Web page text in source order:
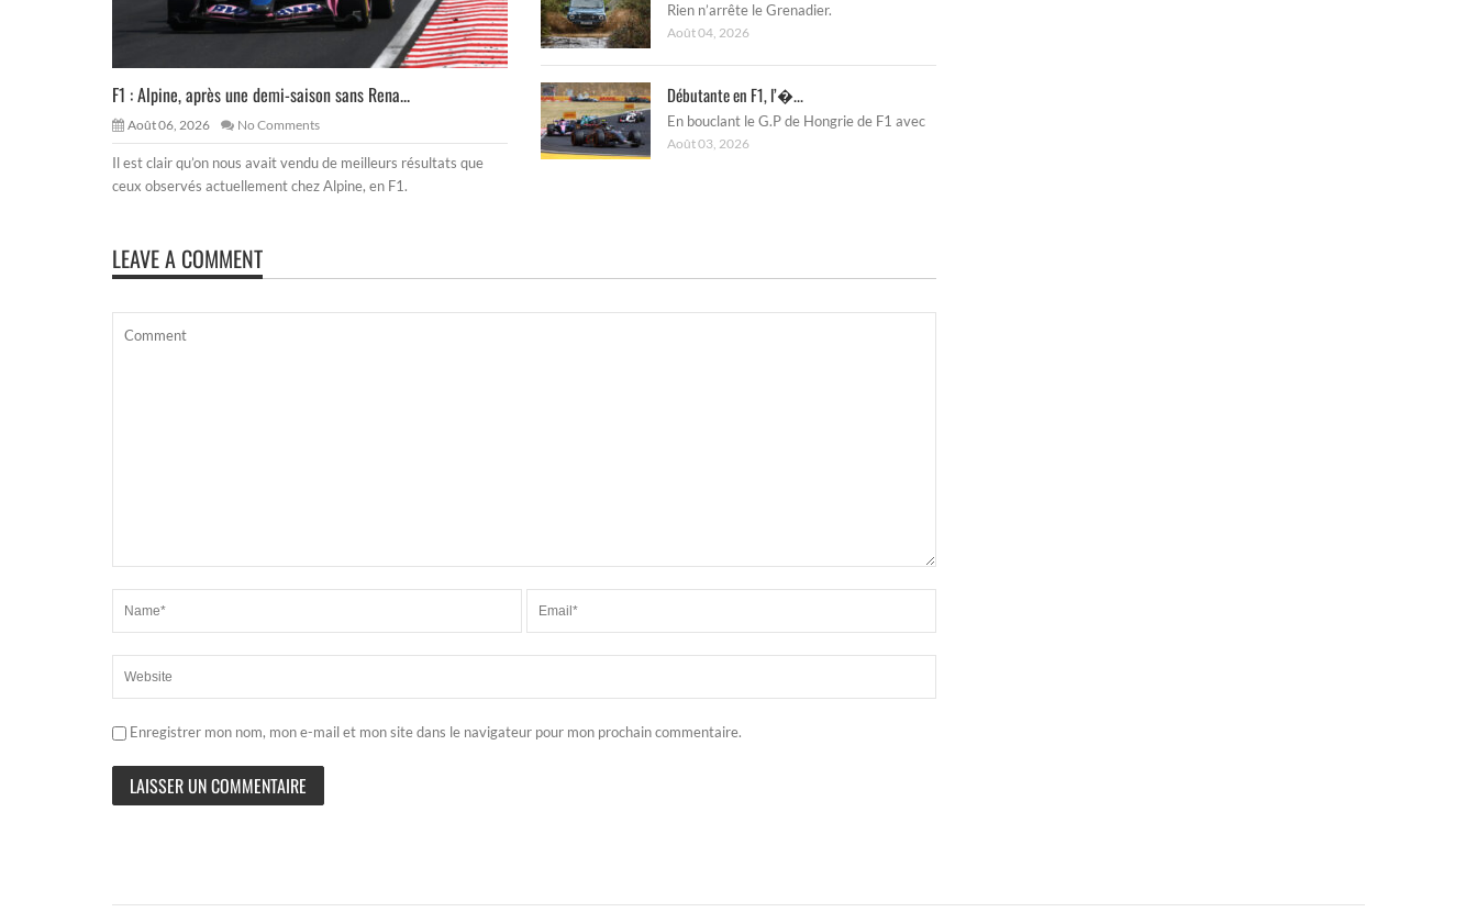
F1 : Alpine, après une demi-saison sans Rena...
Août 06, 2026 No Comments
Il est clair qu’on nous avait vendu de meilleurs résultats que
ceux observés actuellement chez Alpine, en F1.
Rien n’arrête le Grenadier.
Août 04, 2026
Débutante en F1, l’�...
En bouclant le G.P de Hongrie de F1 avec
Août 03, 2026
LEAVE A COMMENT
Enregistrer mon nom, mon e-mail et mon site dans le navigateur pour mon prochain commentaire.